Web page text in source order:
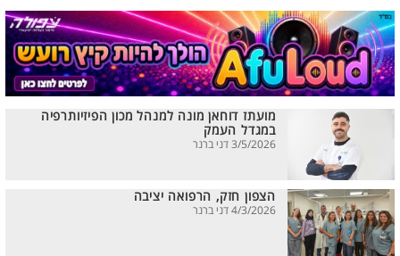
מועתז דוחאן מונה למנהל מכון הפיזיותרפיה
במגדל העמק
3/5/2026 דני ברנר
הצפון חזק, הרפואה יציבה
4/3/2026 דני ברנר